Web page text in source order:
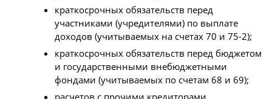
краткосрочных обязательств перед
участниками (учредителями) по выплате
доходов (учитываемых на счетах 70 и 75-2);
краткосрочных обязательств перед бюджетом
и государственными внебюджетными
фондами (учитываемых по счетам 68 и 69);